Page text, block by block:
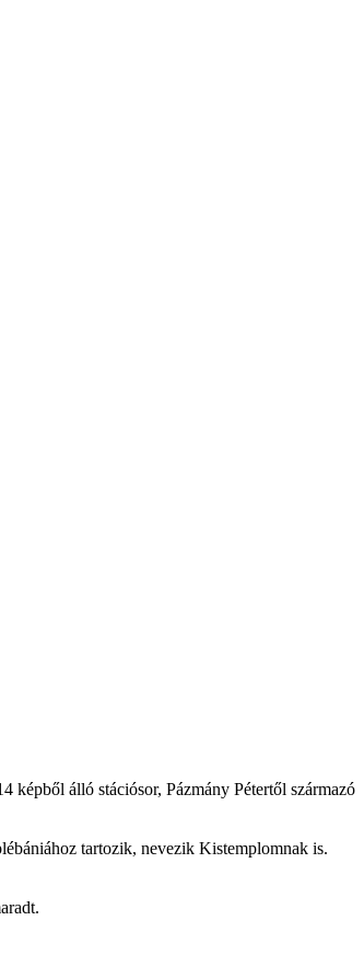
képből álló stációsor, Pázmány Pétertől származó
tartozik, nevezik Kistemplomnak is.